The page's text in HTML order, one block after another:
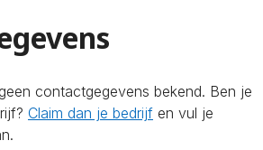
contactgegevens bekend. Ben je
Claim dan je bedrijf en vul je